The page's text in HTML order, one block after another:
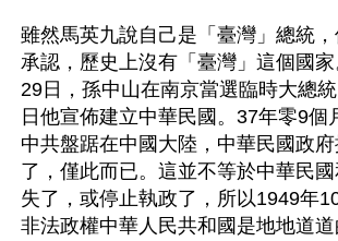
雖然馬英九說自己是「臺灣」總統
承認，歷史上沒有「臺灣」這個國家
29日，孫中山在南京當選臨時大總
日他宣佈建立中華民國。37年零9個
中共盤踞在中國大陸，中華民國政
了，僅此而已。這並不等於中華民
失了，或停止執政了，所以1949年
非法政權中華人民共和國是地地道